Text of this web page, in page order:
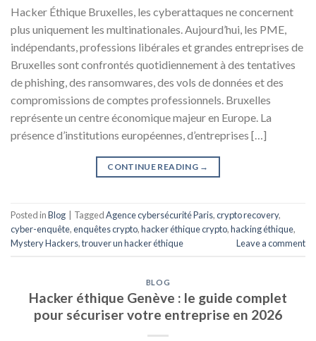
Hacker Éthique Bruxelles, les cyberattaques ne concernent
plus uniquement les multinationales. Aujourd’hui, les PME,
indépendants, professions libérales et grandes entreprises de
Bruxelles sont confrontés quotidiennement à des tentatives
de phishing, des ransomwares, des vols de données et des
compromissions de comptes professionnels. Bruxelles
représente un centre économique majeur en Europe. La
présence d’institutions européennes, d’entreprises […]
CONTINUE READING →
Posted inBlog TaggedAgence cybersécurité Paris,crypto recovery,
cyber-enquête,enquêtes crypto,hacker éthique crypto,hacking éthique,
Mystery Hackers,trouver un hacker éthique Leave a comment
BLOG
Hacker éthique Genève : le guide complet
pour sécuriser votre entreprise en 2026